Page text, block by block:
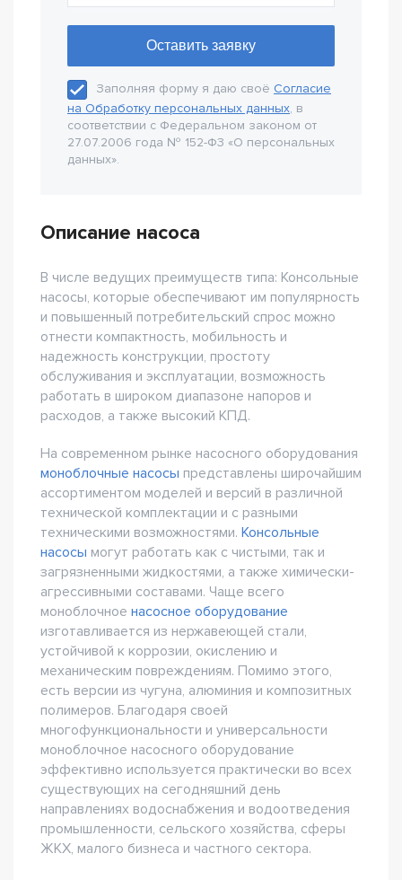
Заполняя форму я даю своё Согласие
на Обработку персональных данных, в
соответствии с Федеральном законом от
27.07.2006 года № 152-Ф3 «О персональных
данных».
Описание насоса
В числе ведущих преимуществ типа: Консольные
насосы, которые обеспечивают им популярность
и повышенный потребительский спрос можно
отнести компактность, мобильность и
надежность конструкции, простоту
обслуживания и эксплуатации, возможность
работать в широком диапазоне напоров и
расходов, а также высокий КПД.
На современном рынке насосного оборудования
моноблочные насосы представлены широчайшим
ассортиментом моделей и версий в различной
технической комплектации и с разными
техническими возможностями. Консольные
насосы могут работать как с чистыми, так и
загрязненными жидкостями, а также химически-
агрессивными составами. Чаще всего
моноблочное насосное оборудование
изготавливается из нержавеющей стали,
устойчивой к коррозии, окислению и
механическим повреждениям. Помимо этого,
есть версии из чугуна, алюминия и композитных
полимеров. Благодаря своей
многофункциональности и универсальности
моноблочное насосного оборудование
эффективно используется практически во всех
существующих на сегодняшний день
направлениях водоснабжения и водоотведения
промышленности, сельского хозяйства, сферы
ЖКХ, малого бизнеса и частного сектора.